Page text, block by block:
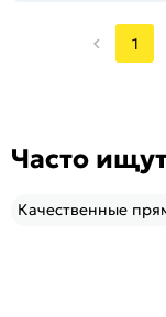
1
Часто
Качественные